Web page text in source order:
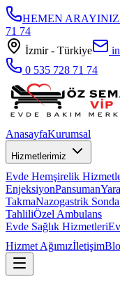
HEMEN ARAYINIZ
71 74
İzmir - Türkiye
0 535 728 71 74
AnasayfaKurumsal
Hizmetlerimiz
Evde Hemşirelik
EnjeksiyonPansuman
TakmaNazogastrik
TahliliÖzel Ambulans
Evde Sağlık Hizmetleri
Hizmet Ağımızİletişim